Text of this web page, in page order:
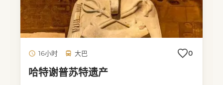
16小时 大巴 0
哈特谢普苏特遗产